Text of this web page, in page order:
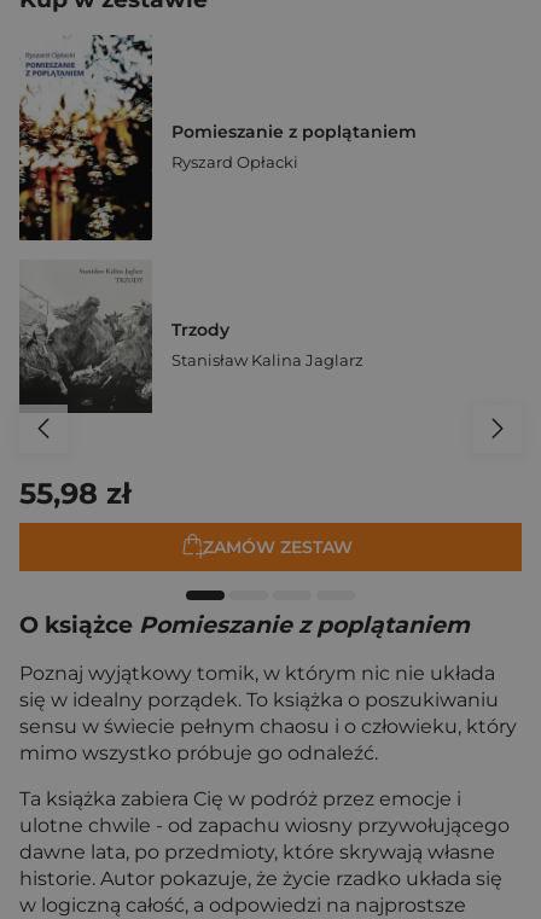
Pomieszanie z poplątaniem
Ryszard Opłacki
Trzody
Stanisław Kalina Jaglarz
55,98 zł
ZAMÓW ZESTAW
O książce Pomieszanie z poplątaniem
Poznaj wyjątkowy tomik, w którym nic nie układa
się w idealny porządek. To książka o poszukiwaniu
sensu w świecie pełnym chaosu i o człowieku, który
mimo wszystko próbuje go odnaleźć.
Ta książka zabiera Cię w podróż przez emocje i
ulotne chwile - od zapachu wiosny przywołującego
dawne lata, po przedmioty, które skrywają własne
historie. Autor pokazuje, że życie rzadko układa się
w logiczną całość, a odpowiedzi na najprostsze